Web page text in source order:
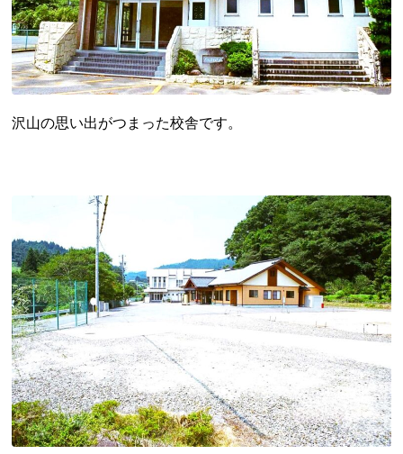
北海道・東北地方
北海道
青森県 岩手県 宮城県
秋田県
山形県
福島県
関東地方
茨城県
栃木県 群馬県 埼玉県
千葉県
東京都
神奈川県
中部地方
沢山の思い出がつまった校舎です。